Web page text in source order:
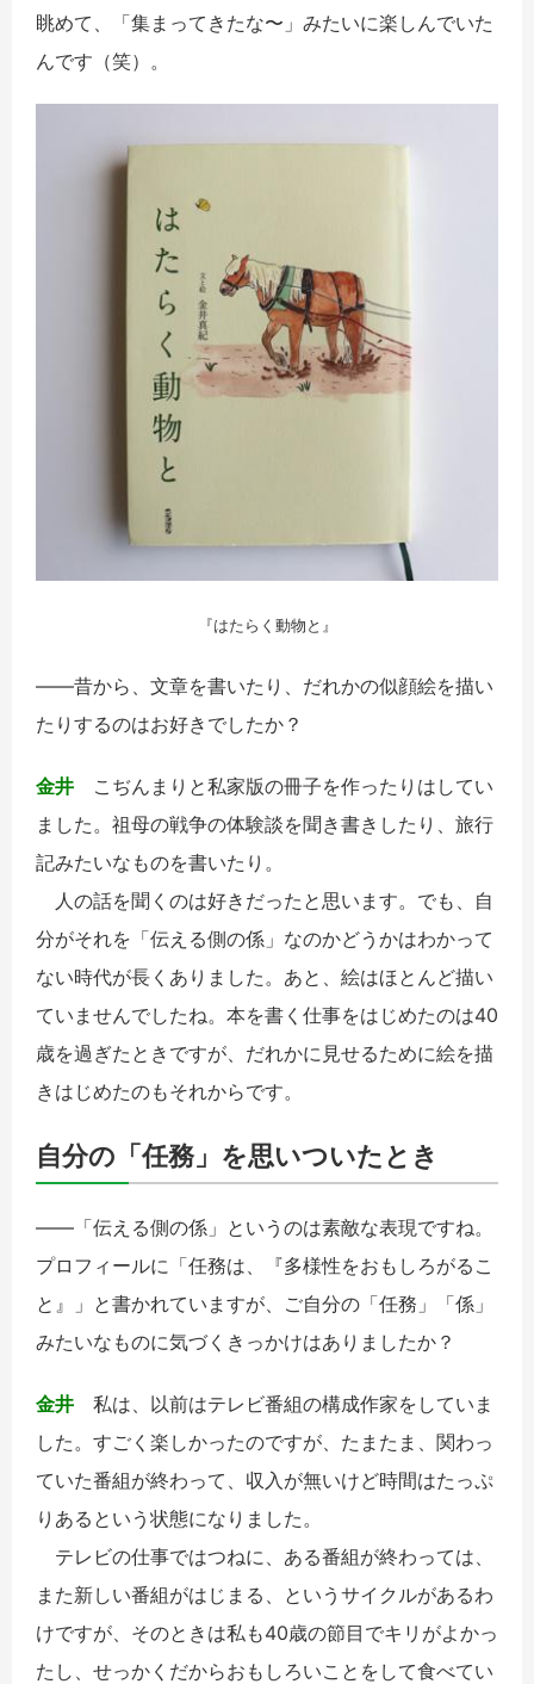
眺めて、「集まってきたな〜」みたいに楽しんでいた
んです（笑）。
『はたらく動物と』
――昔から、文章を書いたり、だれかの似顔絵を描い
たりするのはお好きでしたか？
金井 こぢんまりと私家版の冊子を作ったりはしてい
ました。祖母の戦争の体験談を聞き書きしたり、旅行
記みたいなものを書いたり。
人の話を聞くのは好きだったと思います。でも、自
分がそれを「伝える側の係」なのかどうかはわかって
ない時代が長くありました。あと、絵はほとんど描い
ていませんでしたね。本を書く仕事をはじめたのは40
歳を過ぎたときですが、だれかに見せるために絵を描
きはじめたのもそれからです。
自分の「任務」を思いついたとき
――「伝える側の係」というのは素敵な表現ですね。
プロフィールに「任務は、『多様性をおもしろがるこ
と』」と書かれていますが、ご自分の「任務」「係」
みたいなものに気づくきっかけはありましたか？
金井 私は、以前はテレビ番組の構成作家をしていま
した。すごく楽しかったのですが、たまたま、関わっ
ていた番組が終わって、収入が無いけど時間はたっぷ
りあるという状態になりました。
テレビの仕事ではつねに、ある番組が終わっては、
また新しい番組がはじまる、というサイクルがあるわ
けですが、そのときは私も40歳の節目でキリがよかっ
たし、せっかくだからおもしろいことをして食べてい